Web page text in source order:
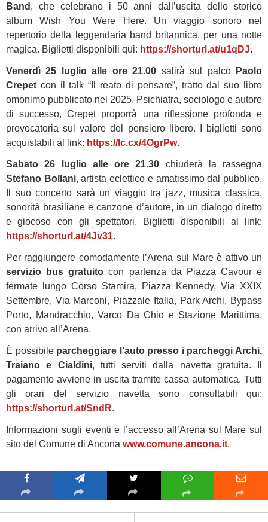
Band , che celebrano i 50 anni dall’uscita dello storico
album Wish You Were Here. Un viaggio sonoro nel
repertorio della leggendaria band britannica, per una notte
magica. Biglietti disponibili qui: https://shorturl.at/u1qDJ.
Venerdì 25 luglio alle ore 21.00 salirà sul palco
Paolo
Crepet con il talk “Il reato di pensare”, tratto dal suo libro
omonimo pubblicato nel 2025. Psichiatra, sociologo e autore
di successo, Crepet proporrà una riflessione profonda e
provocatoria sul valore del pensiero libero. I biglietti sono
acquistabili al link: https://lc.cx/4OgrPw.
Sabato 26 luglio alle ore 21.30 chiuderà la rassegna
Stefano Bollani, artista eclettico e amatissimo dal pubblico.
Il suo concerto sarà un viaggio tra jazz, musica classica,
sonorità brasiliane e canzone d’autore, in un dialogo diretto
e giocoso con gli spettatori. Biglietti disponibili al link:
https://shorturl.at/4Jv31.
Per raggiungere comodamente l’Arena sul Mare è attivo un
servizio bus gratuito con partenza da Piazza Cavour e
fermate lungo Corso Stamira, Piazza Kennedy, Via XXIX
Settembre, Via Marconi, Piazzale Italia, Park Archi, Bypass
Porto, Mandracchio, Varco Da Chio e Stazione Marittima,
con arrivo all’Arena.
È possibile parcheggiare l’auto presso i parcheggi Archi,
Traiano e Cialdini, tutti serviti dalla navetta gratuita. Il
pagamento avviene in uscita tramite cassa automatica. Tutti
gli orari del servizio navetta sono consultabili qui:
https://shorturl.at/SndR.
Informazioni sugli eventi e l’accesso all’Arena sul Mare sul
sito del Comune di Ancona www.comune.ancona.it.